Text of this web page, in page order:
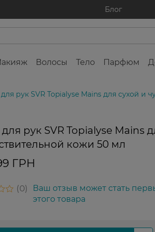
Блог
Волосы Тело Парфюм
рук SVR Topialyse Mains для сухой и
рук SVR Topialyse Mains
кожи 50 мл
ГРН
0
Ваш отзыв может стать
этого товара